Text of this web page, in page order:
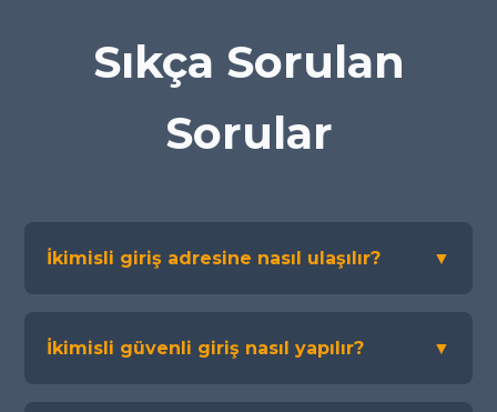
Sıkça Sorulan
Sorular
İkimisli giriş adresine nasıl ulaşılır? ▼
İkimisli güvenli giriş nasıl yapılır? ▼